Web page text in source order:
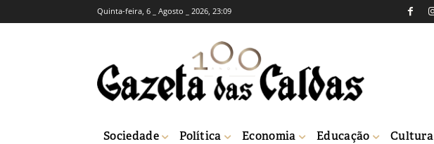
Quinta-feira, 6 _ Agosto _ 2026, 23:09
Sociedade Política Economia Educação Cultura